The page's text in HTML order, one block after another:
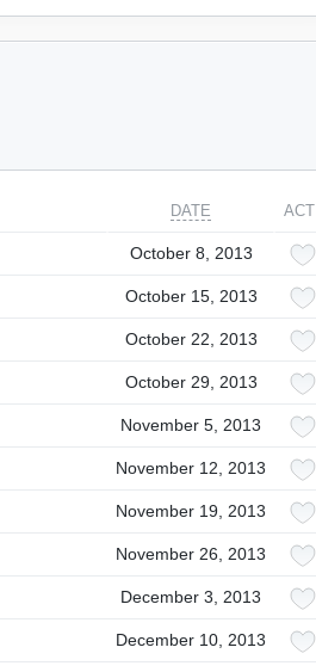
DATE
October 8, 2013
October 15, 2013
October 22, 2013
October 29, 2013
November 5, 2013
November 12, 2013
November 19, 2013
November 26, 2013
December 3, 2013
December 10, 2013